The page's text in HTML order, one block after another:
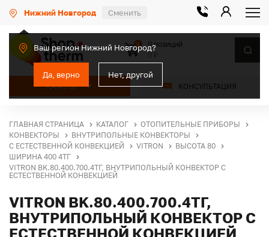
Нижний Новгород Сменить
Ваш регион Нижний Новгород?
Да, верно Нет, другой
КАТАЛОГ КОНСУЛЬТАЦИЯ
0
0 позиций
ГЛАВНАЯ СТРАНИЦА КАТАЛОГ
ОТОПИТЕЛЬНЫЕ ПРИБОРЫ
КОНВЕКТОРЫ
ВНУТРИПОЛЬНЫЕ КОНВЕКТОРЫ
С ЕСТЕСТВЕННОЙ КОНВЕКЦИЕЙ
VITRON
ВЫСОТА 80
ШИРИНА 400 4ТГ
VITRON BK.80.400.700.4ТГ, ВНУТРИПОЛЬНЫЙ КОНВЕКТОР С
ЕСТЕСТВЕННОЙ КОНВЕКЦИЕЙ
VITRON BK.80.400.700.4ТГ,
ВНУТРИПОЛЬНЫЙ КОНВЕКТОР С
ЕСТЕСТВЕННОЙ КОНВЕКЦИЕЙ